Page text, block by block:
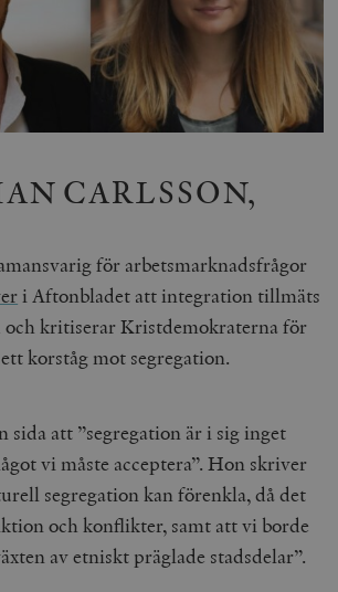
CARLSSON,
för arbetsmarknadsfrågor
i Aftonbladet att integration tillmäts
kritiserar Kristdemokraterna för
korståg mot segregation.
sida att ”segregation är i sig inget
vi måste acceptera”. Hon skriver
segregation kan förenkla, då det
och konflikter, samt att vi borde
av etniskt präglade stadsdelar”.